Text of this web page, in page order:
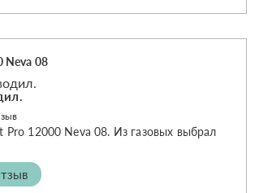
Neva 08
Pro 12000 Neva 08. Из газовых выбрал